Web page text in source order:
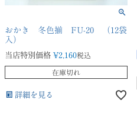
おかき 冬色揃 FU-20 （12袋
入）
当店特別価格 ¥2,160税込
在庫切れ
詳細を見る